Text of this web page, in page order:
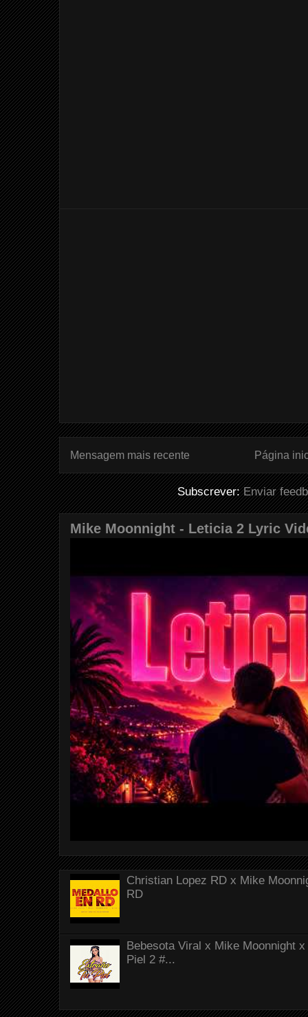
Mensagem mais recente Página
Subscrever:Enviar
Mike Moonnight - Leticia 2 Lyric
Christian Lopez RD x Mike
RD
Bebesota Viral x Mike Moonnight
Piel 2 #...